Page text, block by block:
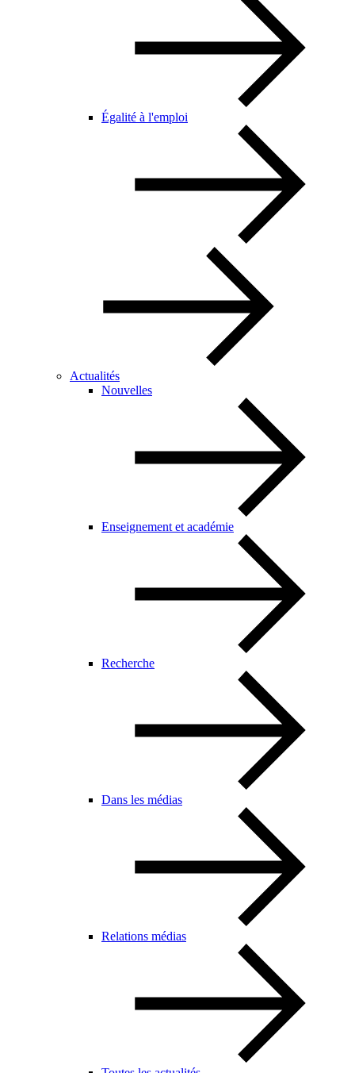
Égalité à l'emploi
Actualités
Nouvelles
Enseignement et académie
Recherche
Dans les médias
Relations médias